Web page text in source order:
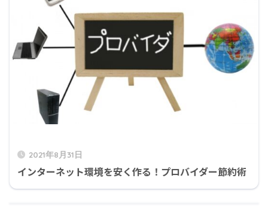
2021年8月31日
インターネット環境を安く作る！プロバイダー節約術